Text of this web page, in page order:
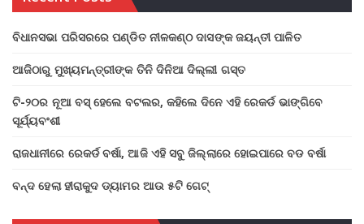
ବିଧାନସଭା ପରିସରରେ ପଣ୍ଡିତ ନୀଳକଣ୍ଠ ଦାସଙ୍କ ଜୟନ୍ତୀ ପାଳିତ
ଆଜିଠାରୁ ମୁଖ୍ୟମନ୍ତ୍ରୀଙ୍କ ତିନି ଦିନିଆ ଦିଲ୍ଲୀ ଗସ୍ତ
ଟି-୨୦ର ନୂଆ ବସ୍ ହେଲେ ବଟଲର, କହିଲେ ଦିନେ ଏହି ରେକର୍ଡ ଭାଙ୍ଗିବେ
ସୂର୍ଯ୍ୟବଂଶୀ
ରାଜଧାନୀରେ ରେକର୍ଡ ବର୍ଷା, ଆଜି ଏହି ସବୁ ଜିଲ୍ଲାରେ ହୋଇପାରେ ବଡ ବର୍ଷା
ବନ୍ଦ ହେଲା ହୀରାକୁଦ ଡ୍ୟାମର ଆଉ ୫ଟି ଗେଟ୍